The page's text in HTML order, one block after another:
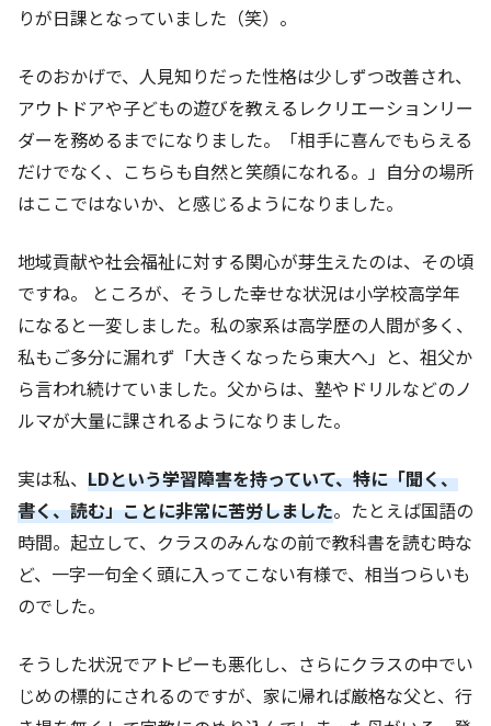
りが日課となっていました（笑）。
そのおかげで、人見知りだった性格は少しずつ改善され、
アウトドアや子どもの遊びを教えるレクリエーションリー
ダーを務めるまでになりました。「相手に喜んでもらえる
だけでなく、こちらも自然と笑顔になれる。」自分の場所
はここではないか、と感じるようになりました。
地域貢献や社会福祉に対する関心が芽生えたのは、その頃
ですね。 ところが、そうした幸せな状況は小学校高学年
になると一変しました。私の家系は高学歴の人間が多く、
私もご多分に漏れず「大きくなったら東大へ」と、祖父か
ら言われ続けていました。父からは、塾やドリルなどのノ
ルマが大量に課されるようになりました。
実は私、 LDという学習障害を持っていて、特に「聞く、
書く、読む」ことに非常に苦労しました。たとえば国語の
時間。起立して、クラスのみんなの前で教科書を読む時な
ど、一字一句全く頭に入ってこない有様で、相当つらいも
のでした。
そうした状況でアトピーも悪化し、さらにクラスの中でい
じめの標的にされるのですが、家に帰れば厳格な父と、行